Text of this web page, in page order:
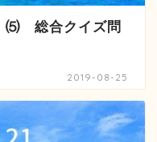
⑸ 総合クイズ問
2019-08-25